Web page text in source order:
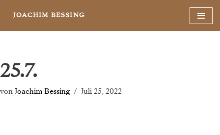
JOACHIM BESSING
25.7.
von Joachim Bessing Juli 25, 2022